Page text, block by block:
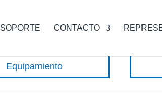
SOPORTE CONTACTO
Equipamiento